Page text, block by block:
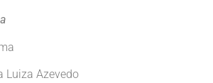
Luiza Azevedo